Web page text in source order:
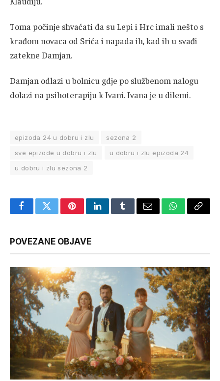
Toma počinje shvaćati da su Lepi i Hrc imali nešto s
krađom novaca od Srića i napada ih, kad ih u svađi
zatekne Damjan.
Damjan odlazi u bolnicu gdje po službenom nalogu
dolazi na psihoterapiju k Ivani. Ivana je u dilemi.
epizoda 24 u dobru i zlu
sezona 2
sve epizode u dobru i zlu
u dobru i zlu epizoda 24
u dobru i zlu sezona 2
FacebookTwitterPinterestLinkedInTumblrEmail WhatsApp
Copy
POVEZANE OBJAVE